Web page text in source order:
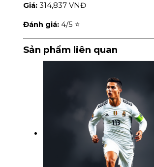
Giá: 314,837 VNĐ
Đánh giá: 4/5 ⭐
Sản phẩm liên quan